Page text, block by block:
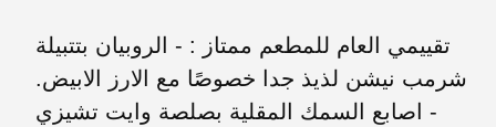
تقييمي العام للمطعم ممتاز : - الروبيان بتتبيلة
شرمب نيشن لذيذ جدا خصوصًا مع الارز الابيض.
- اصابع السمك المقلية بصلصة وايت تشيزي